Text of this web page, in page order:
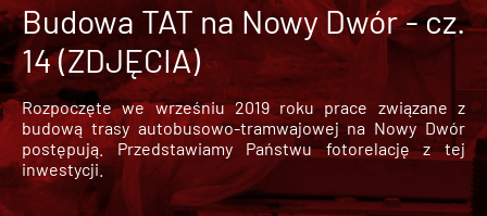
Budowa TAT na Nowy Dwór - cz.
14 (ZDJĘCIA)
Rozpoczęte we wrześniu 2019 roku prace związane z
budową trasy autobusowo-tramwajowej na Nowy Dwór
postępują. Przedstawiamy Państwu fotorelację z tej
inwestycji.